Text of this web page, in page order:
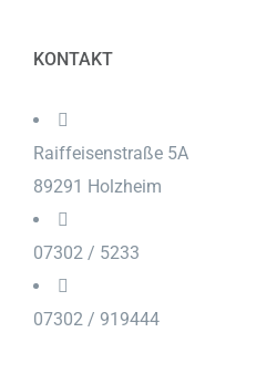
KONTAKT
Raiffeisenstraße 5A
89291 Holzheim
07302 / 5233
07302 / 919444